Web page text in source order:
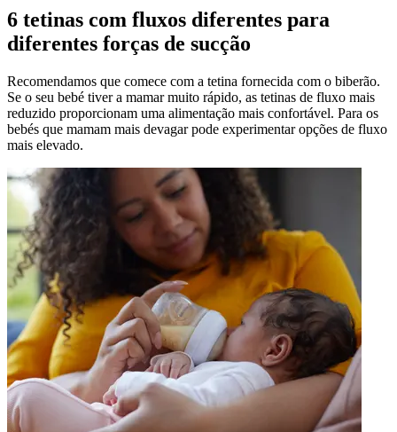
6 tetinas com fluxos diferentes para
diferentes forças de sucção
Recomendamos que comece com a tetina fornecida com o biberão.
Se o seu bebé tiver a mamar muito rápido, as tetinas de fluxo mais
reduzido proporcionam uma alimentação mais confortável. Para os
bebés que mamam mais devagar pode experimentar opções de fluxo
mais elevado.